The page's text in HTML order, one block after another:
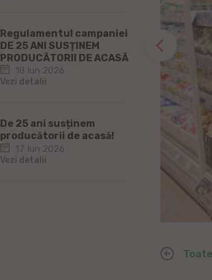
Regulamentul campaniei
DE 25 ANI SUSȚINEM
PRODUCĂTORII DE ACASĂ
18 Iun 2026
Vezi detalii
De 25 ani susținem
producătorii de acasă!
17 Iun 2026
Vezi detalii